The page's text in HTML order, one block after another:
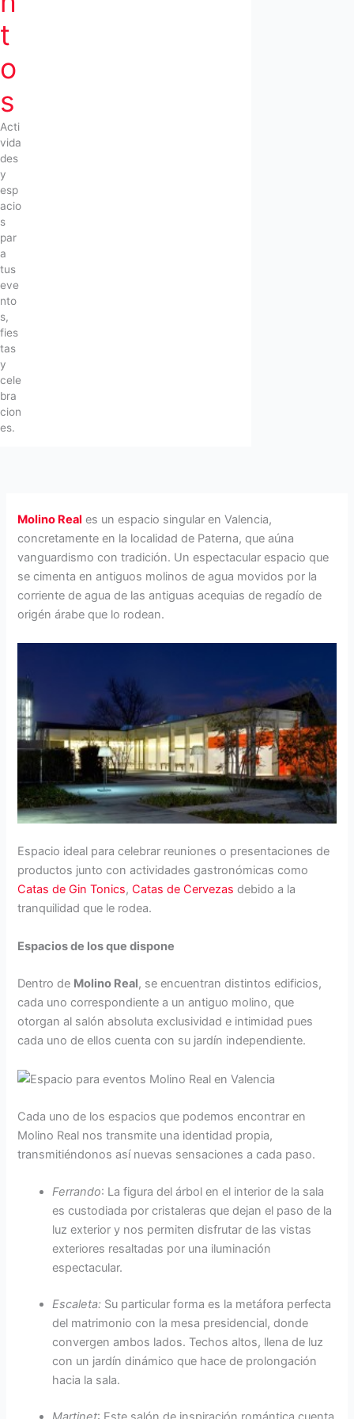
t
o
s
Acti
vida
des
y
esp
acio
s
par
a
tus
eve
nto
s,
fies
tas
y
cele
bra
cion
es.
Molino Real es un espacio singular en Valencia,
concretamente en la localidad de Paterna, que aúna
vanguardismo con tradición. Un espectacular espacio que
se cimenta en antiguos molinos de agua movidos por la
corriente de agua de las antiguas acequias de regadío de
origén árabe que lo rodean.
Espacio ideal para celebrar reuniones o presentaciones de
productos junto con actividades gastronómicas como
Catas de Gin Tonics,Catas de Cervezas debido a la
tranquilidad que le rodea.
Espacios de los que dispone
Dentro de Molino Real, se encuentran distintos edificios,
cada uno correspondiente a un antiguo molino, que
otorgan al salón absoluta exclusividad e intimidad pues
cada uno de ellos cuenta con su jardín independiente.
Cada uno de los espacios que podemos encontrar en
Molino Real nos transmite una identidad propia,
transmitiéndonos así nuevas sensaciones a cada paso.
Ferrando: La figura del árbol en el interior de la sala
es custodiada por cristaleras que dejan el paso de la
luz exterior y nos permiten disfrutar de las vistas
exteriores resaltadas por una iluminación
espectacular.
Escaleta: Su particular forma es la metáfora perfecta
del matrimonio con la mesa presidencial, donde
convergen ambos lados. Techos altos, llena de luz
con un jardín dinámico que hace de prolongación
hacia la sala.